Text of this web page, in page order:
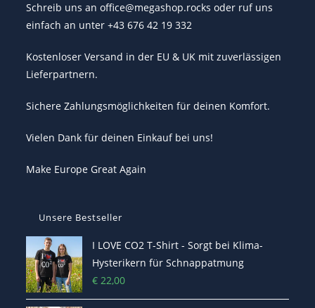
Schreib uns an office@megashop.rocks oder ruf uns
einfach an unter +43 676 42 19 332
Kostenloser Versand in der EU & UK mit zuverlässigen
Lieferpartnern.
Sichere Zahlungsmöglichkeiten für deinen Komfort.
Vielen Dank für deinen Einkauf bei uns!
Make Europe Great Again
Unsere Bestseller
I LOVE CO2 T-Shirt - Sorgt bei Klima-
Hysterikern für Schnappatmung
€ 22,00